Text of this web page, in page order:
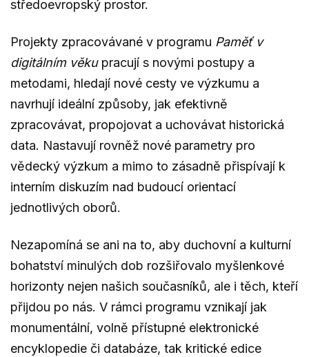
středoevropský prostor.
Projekty zpracovávané v programu Paměť v
digitálním věku pracují s novými postupy a
metodami, hledají nové cesty ve výzkumu a
navrhují ideální způsoby, jak efektivně
zpracovávat, propojovat a uchovávat historická
data. Nastavují rovněž nové parametry pro
vědecký výzkum a mimo to zásadně přispívají k
interním diskuzím nad budoucí orientací
jednotlivých oborů.
Nezapomíná se ani na to, aby duchovní a kulturní
bohatství minulých dob rozšiřovalo myšlenkové
horizonty nejen našich současníků, ale i těch, kteří
přijdou po nás. V rámci programu vznikají jak
monumentální, volně přístupné elektronické
encyklopedie či databáze, tak kritické edice